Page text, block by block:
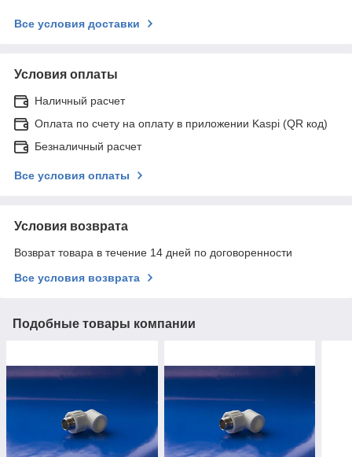
Все условия доставки
Условия оплаты
Наличный расчет
Оплата по счету на оплату в приложении Kaspi (QR код)
Безналичный расчет
Все условия оплаты
Условия возврата
Возврат товара в течение 14 дней по договоренности
Все условия возврата
Подобные товары компании